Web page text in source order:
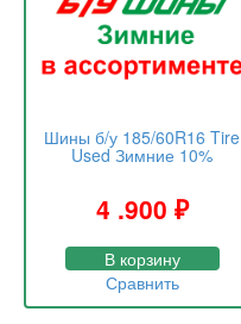
Шины б/у 185/60R16 Tire
Used Зимние 10%
4 .900 ₽
В корзину
Сравнить